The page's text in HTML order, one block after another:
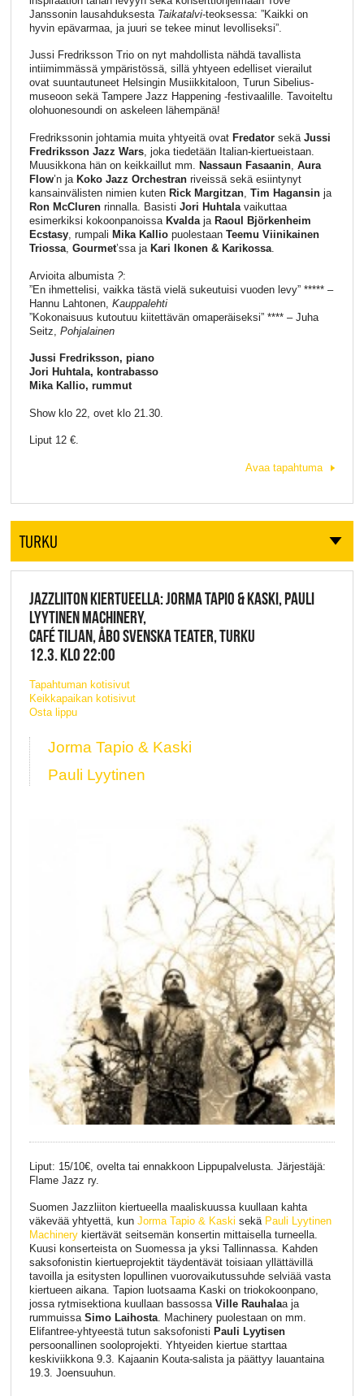
Janssonin lausahduksesta Taikatalvi-teoksessa: ”Kaikki on
hyvin epävarmaa, ja juuri se tekee minut levolliseksi”.
Jussi Fredriksson Trio on nyt mahdollista nähdä tavallista
intiimimmässä ympäristössä, sillä yhtyeen edelliset vierailut
ovat suuntautuneet Helsingin Musiikkitaloon, Turun Sibelius-
museoon sekä Tampere Jazz Happening -festivaalille. Tavoiteltu
olohuonesoundi on askeleen lähempänä!
Fredrikssonin johtamia muita yhtyeitä ovat Fredatorsekä Jussi
Fredriksson Jazz Wars, joka tiedetään Italian-kiertueistaan.
Muusikkona hän on keikkaillut mm.
Nassaun Fasaanin, Aura
Flow’n ja Koko Jazz Orchestranriveissä sekä esiintynyt
kansainvälisten nimien kuten Rick Margitzan, Tim Hagansinja
Ron McClurenrinnalla. Basisti Jori Huhtalavaikuttaa
esimerkiksi kokoonpanoissa Kvaldaja Raoul Björkenheim
Ecstasy, rumpali Mika Kalliopuolestaan Teemu Viinikainen
Triossa, Gourmet’ssa ja Kari Ikonen & Karikossa.
Arvioita albumista ?:
”En ihmettelisi, vaikka tästä vielä sukeutuisi vuoden levy” ***** –
Hannu Lahtonen, Kauppalehti
”Kokonaisuus kutoutuu kiitettävän omaperäiseksi” **** – Juha
Seitz, Pohjalainen
Jussi Fredriksson, piano
Jori Huhtala, kontrabasso
Mika Kallio, rummut
Show klo 22, ovet klo 21.30.
Liput 12 €.
Avaa tapahtuma
TURKU
JAZZLIITON KIERTUEELLA: JORMA TAPIO & KASKI, PAULI
LYYTINEN MACHINERY,
CAFÉ TILJAN, ÅBO SVENSKA TEATER, TURKU
12.3. KLO 22:00
Tapahtuman kotisivut
Keikkapaikan kotisivut
Osta lippu
Jorma Tapio & Kaski
Pauli Lyytinen
Liput: 15/10€, ovelta tai ennakkoon Lippupalvelusta. Järjestäjä:
Flame Jazz ry.
Suomen Jazzliiton kiertueella maaliskuussa kuullaan kahta
väkevää yhtyettä, kun Jorma Tapio & Kaski sekä Pauli Lyytinen
Machinerykiertävät seitsemän konsertin mittaisella turneella.
Kuusi konserteista on Suomessa ja yksi Tallinnassa. Kahden
saksofonistin kiertueprojektit täydentävät toisiaan yllättävillä
tavoilla ja esitysten lopullinen vuorovaikutussuhde selviää vasta
kiertueen aikana. Tapion luotsaama Kaski on triokokoonpano,
jossa rytmisektiona kuullaan bassossa Ville Rauhalaa ja
rummuissa Simo Laihosta. Machinery puolestaan on mm.
Elifantree-yhtyeestä tutun saksofonisti Pauli Lyytisen
persoonallinen sooloprojekti. Yhtyeiden kiertue starttaa
keskiviikkona 9.3. Kajaanin Kouta-salista ja päättyy lauantaina
19.3. Joensuuhun.